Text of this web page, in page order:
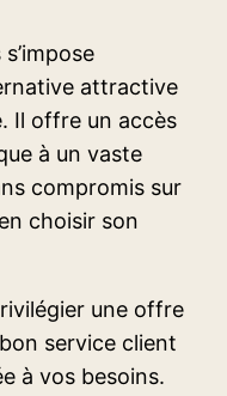
attractive
Il offre un accès
à un vaste
compromis sur
choisir son
une offre
service client
à vos besoins.